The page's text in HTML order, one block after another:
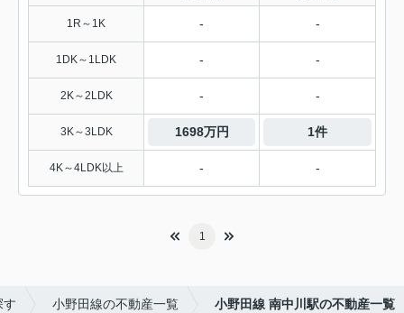
1R～1K - -
1DK～1LDK - -
2K～2LDK - -
3K～3LDK 1698万円 1件
4K～4LDK以上 - -
1
す 小野田線の不動産一覧 小野田線 南中川駅の不動産一覧